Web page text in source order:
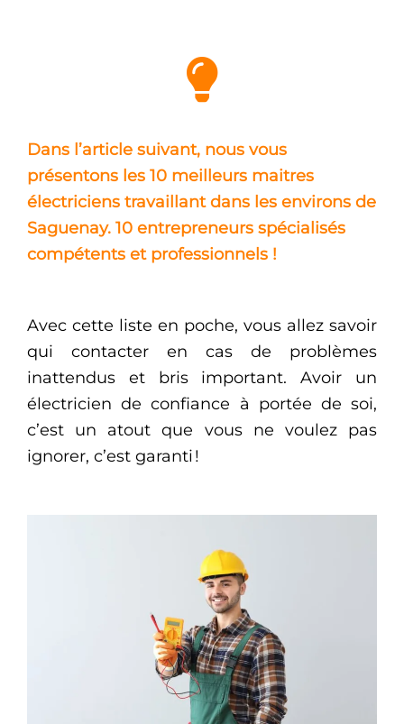
Dans l’article suivant, nous vous
présentons les 10 meilleurs maitres
électriciens travaillant dans les environs de
Saguenay. 10 entrepreneurs spécialisés
compétents et professionnels !
Avec cette liste en poche, vous allez savoir
qui contacter en cas de problèmes
inattendus et bris important. Avoir un
électricien de confiance à portée de soi,
c’est un atout que vous ne voulez pas
ignorer, c’est garanti !